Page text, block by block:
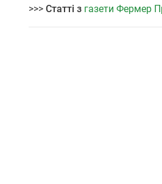
>>> Статті з газети Фермер